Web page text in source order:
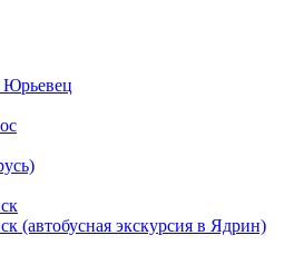
(автобусная экскурсия в Ядрин)